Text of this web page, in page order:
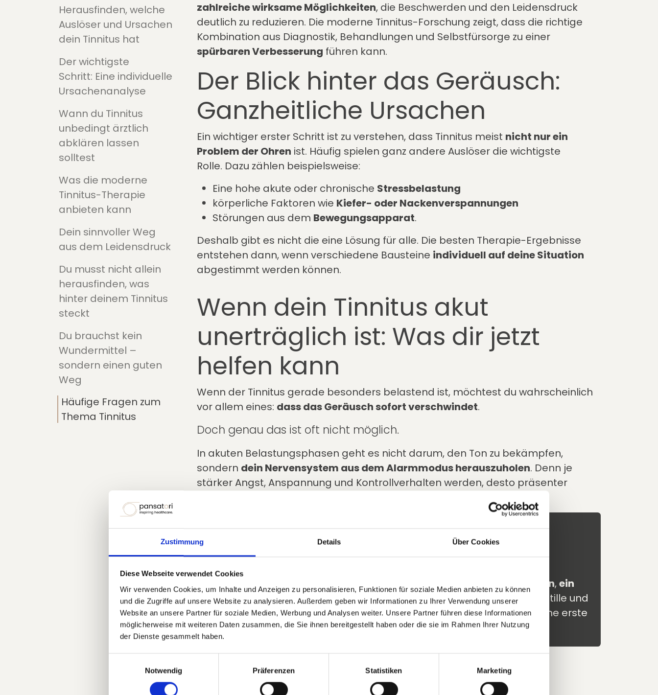
Zustimmung Details Über Cookies
Diese Webseite verwendet Cookies
Wir verwenden Cookies, um Inhalte und Anzeigen zu personalisieren, Funktionen für soziale Medien anbieten zu können
und die Zugriffe auf unsere Website zu analysieren. Außerdem geben wir Informationen zu Ihrer Verwendung unserer
Website an unsere Partner für soziale Medien, Werbung und Analysen weiter. Unsere Partner führen diese Informationen
möglicherweise mit weiteren Daten zusammen, die Sie ihnen bereitgestellt haben oder die sie im Rahmen Ihrer Nutzung
der Dienste gesammelt haben.
Notwendig
Präferenzen Statistiken Marketing
Herausfinden, welche
Auslöser und Ursachen
dein Tinnitus hat
Der wichtigste
Schritt: Eine individuelle
Ursachenanalyse
Wann du Tinnitus
unbedingt ärztlich
abklären lassen
solltest
Was die moderne
Tinnitus-Therapie
anbieten kann
Dein sinnvoller Weg
aus dem Leidensdruck
Du musst nicht allein
herausfinden, was
hinter deinem Tinnitus
steckt
Du brauchst kein
Wundermittel –
sondern einen guten
Weg
Häufige Fragen zum
Thema Tinnitus
zahlreiche wirksame Möglichkeiten, die Beschwerden und den Leidensdruck
deutlich zu reduzieren. Die moderne Tinnitus-Forschung zeigt, dass die richtige
Kombination aus Diagnostik, Behandlungen und Selbstfürsorge zu einer
spürbaren Verbesserung führen kann.
Der Blick hinter das Geräusch:
Ganzheitliche Ursachen
Ein wichtiger erster Schritt ist zu verstehen, dass Tinnitus meist nicht nur ein
Problem der Ohren ist. Häufig spielen ganz andere Auslöser die wichtigste
Rolle. Dazu zählen beispielsweise:
Eine hohe akute oder chronische Stressbelastung
körperliche Faktoren wie Kiefer- oder Nackenverspannungen
Störungen aus dem Bewegungsapparat.
Deshalb gibt es nicht die eine Lösung für alle. Die besten Therapie-Ergebnisse
entstehen dann, wenn verschiedene Bausteine individuell auf deine Situation
abgestimmt werden können.
Wenn dein Tinnitus akut
unerträglich ist: Was dir jetzt
helfen kann
Wenn der Tinnitus gerade besonders belastend ist, möchtest du wahrscheinlich
vor allem eines: dass das Geräusch sofort verschwindet.
Doch genau das ist oft nicht möglich.
In akuten Belastungsphasen geht es nicht darum, den Ton zu bekämpfen,
sondern dein Nervensystem aus dem Alarmmodus herauszuholen. Denn je
stärker Angst, Anspannung und Kontrollverhalten werden, desto präsenter
Experten-Tipp:
Völlige Stille möglichst vermeiden
Angenehme Hintergrundgeräusche wie Naturklänge , Regenrauschen,ein
Ventilator oder ruhige Musikkönnen helfen, den Kontrast zwischen Stille und
Tinnitus zu verringern. Viele Betroffene empfinden dadurch bereits eine erste
Entlastung.
Die unbewusste Kontrollschleife